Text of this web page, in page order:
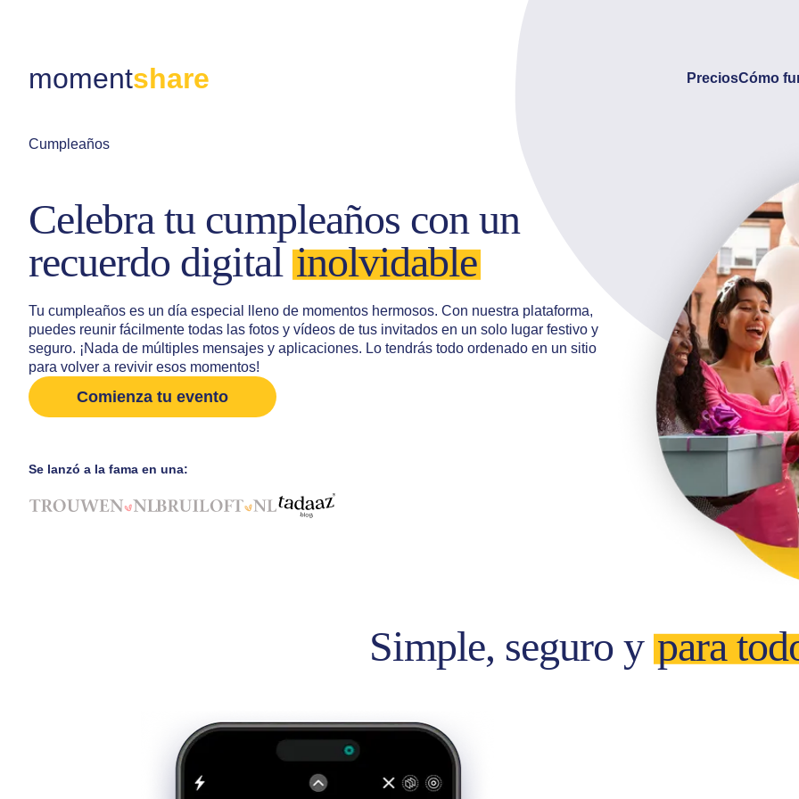
momentshare PreciosCómo
Cumpleaños
Celebra tu cumpleaños con un
recuerdo digital inolvidable
Tu cumpleaños es un día especial lleno de momentos hermosos. Con nuestra plataforma,
puedes reunir fácilmente todas las fotos y vídeos de tus invitados en un solo lugar festivo y
seguro. ¡Nada de múltiples mensajes y aplicaciones. Lo tendrás todo ordenado en un sitio
para volver a revivir esos momentos!
Comienza tu evento
Se lanzó a la fama en una:
Simple, seguro ypara